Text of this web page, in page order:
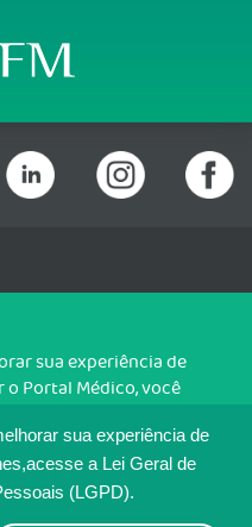
sua experiência de
a Lei Geral de
(LGPD).
DF - CEP: 70200-760 -
sua experiência de
Portal Médico, você
como isso é feito, acesse
clique em ACEITO.